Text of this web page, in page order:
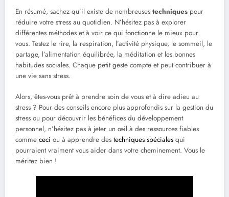
En résumé, sachez qu’il existe de nombreuses techniques pour
réduire votre stress au quotidien. N’hésitez pas à explorer
différentes méthodes et à voir ce qui fonctionne le mieux pour
vous. Testez le rire, la respiration, l’activité physique, le sommeil, le
partage, l’alimentation équilibrée, la méditation et les bonnes
habitudes sociales. Chaque petit geste compte et peut contribuer à
une vie sans stress.
Alors, êtes-vous prêt à prendre soin de vous et à dire adieu au
stress ? Pour des conseils encore plus approfondis sur la gestion du
stress ou pour découvrir les bénéfices du développement
personnel, n’hésitez pas à jeter un œil à des ressources fiables
comme ceci ou à apprendre des techniques spéciales qui
pourraient vraiment vous aider dans votre cheminement. Vous le
méritez bien !